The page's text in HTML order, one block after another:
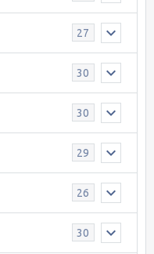
27
30
30
29
26
30